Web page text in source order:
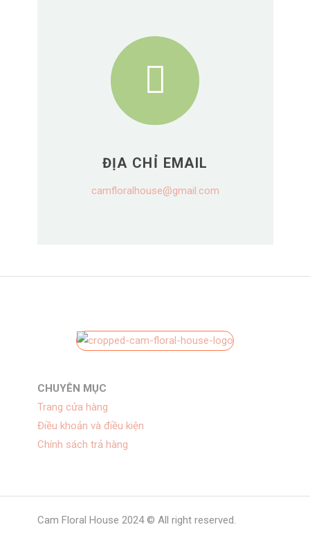
ĐỊA CHỈ EMAIL
camfloralhouse@gmail.com
CHUYÊN MỤC
Trang cửa hàng
Điều khoản và điều kiện
Chính sách trả hàng
Cam Floral House 2024 © All right reserved.